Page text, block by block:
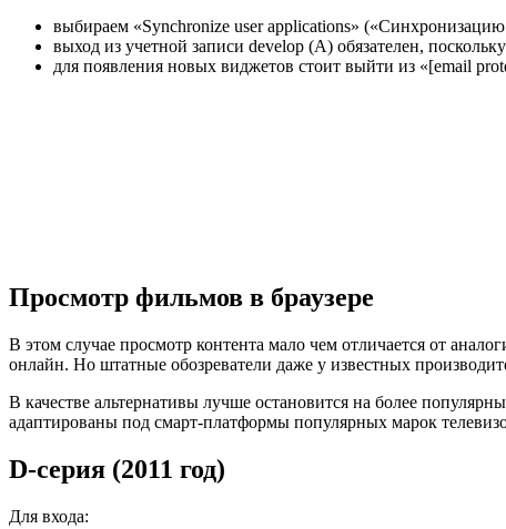
выбираем «Synchronize user applications»
выход из учетной записи develop (А) обязателен,
для появления новых виджетов стоит выйти из «[email
Просмотр фильмов в браузере
В этом случае просмотр контента мало чем отличается от
онлайн. Но штатные обозреватели даже у известных
В качестве альтернативы лучше остановится на более
адаптированы под смарт-платформы популярных марок
D-серия (2011 год)
Для входа: